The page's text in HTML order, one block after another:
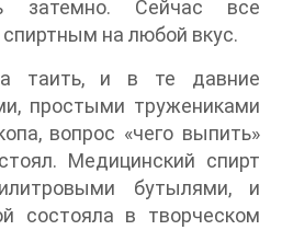
затемно. Сейчас все
на любой вкус.
таить, и в те давние
простыми тружениками
вопрос «чего выпить»
Медицинский спирт
бутылями, и
состояла в творческом